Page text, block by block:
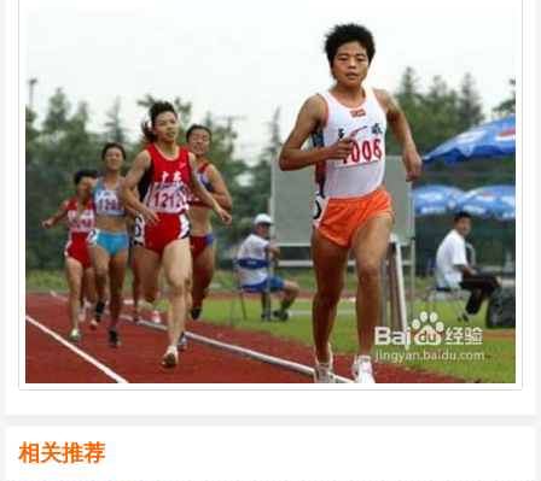
相关推荐